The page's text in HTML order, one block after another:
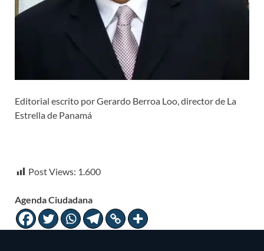
Editorial escrito por Gerardo Berroa Loo, director de La
Estrella de Panamá
Post Views: 1.600
Agenda Ciudadana